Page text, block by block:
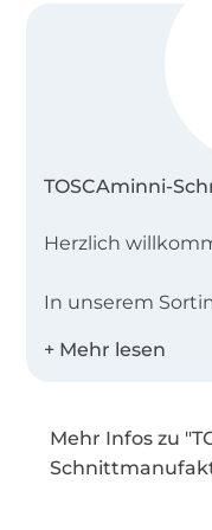
TOSCAminni-
Herzlich
In unserem
viele
Egal, ob Du ein
Mehr Infos zu